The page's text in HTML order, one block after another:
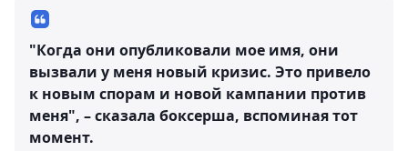
"Когда они опубликовали мое имя, они
вызвали у меня новый кризис. Это привело
к новым спорам и новой кампании против
меня", – сказала боксерша, вспоминая тот
момент.